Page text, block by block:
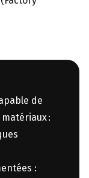
de
:
: